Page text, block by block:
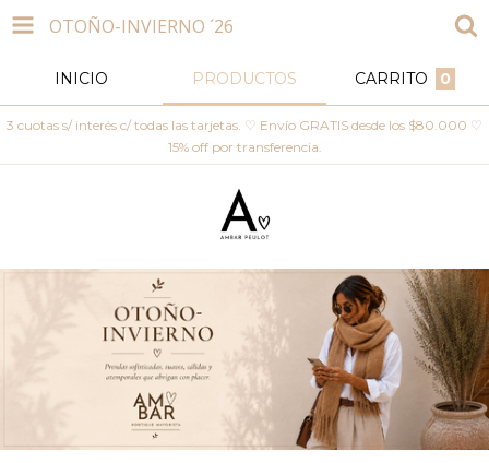
OTOÑO-INVIERNO ´26
INICIO PRODUCTOS CARRITO 0
3 cuotas s/ interés c/ todas las tarjetas. ♡ Envío GRATIS desde los $80.000 ♡
15% off por transferencia.